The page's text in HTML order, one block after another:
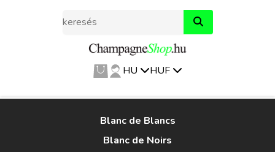
HU HUF
Blanc de Blancs
Blanc de Noirs